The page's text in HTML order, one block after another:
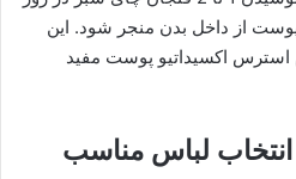
از داخل بدن منجر شود. این
اکسیداتیو پوست مفید
لباس مناسب